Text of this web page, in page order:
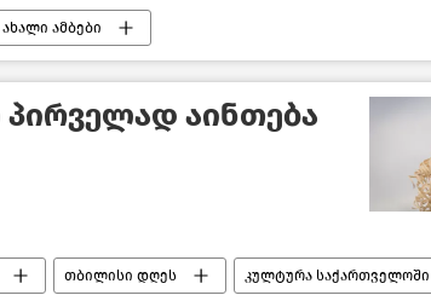
ახალი ამბები
პირველად აინთება
თბილისი დღეს კულტურა საქართველოში